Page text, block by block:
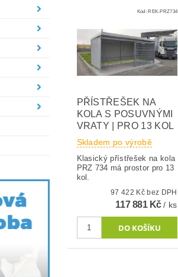
Kód:REK-PRZ734
PŘÍSTŘEŠEK NA
KOLA S POSUVNÝMI
VRATY | PRO 13 KOL
Skladem po výrobě
Klasický přístřešek na kola
PRZ 734 má prostor pro 13
kol.
97 422 Kč bez DPH
117 881 Kč/ ks